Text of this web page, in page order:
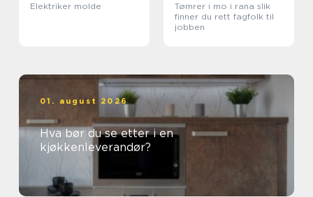
Elektriker molde
Tømrer i mo i rana slik
finner du rett fagfolk til
jobben
01. august 2026
Hva bør du se etter i en
kjøkkenleverandør?